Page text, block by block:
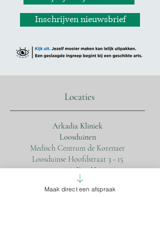
Inschrijven nieuwsbrief
Locaties
Arkadia Kliniek
Loosduinen
Medisch Centrum de Korenaer
Loosduinse Hoofdstraat 3 - 15
2552 AA Den Haag
Maak direct een afspraak